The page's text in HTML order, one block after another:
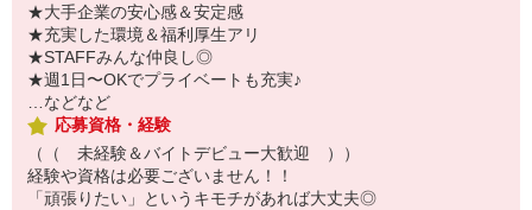
★大手企業の安心感＆安定感
★充実した環境＆福利厚生アリ
★STAFFみんな仲良し◎
★週1日〜OKでプライベートも充実♪
…などなど
応募資格・経験
（（ 未経験＆バイトデビュー大歓迎 ））
経験や資格は必要ございません！！
「頑張りたい」というキモチがあれば大丈夫◎